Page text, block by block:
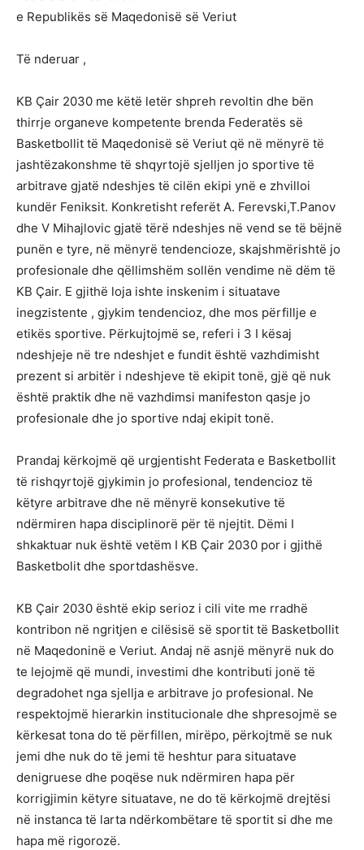
e Republikës së Maqedonisë së Veriut
Të nderuar ,
KB Çair 2030 me këtë letër shpreh revoltin dhe bën
thirrje organeve kompetente brenda Federatës së
Basketbollit të Maqedonisë së Veriut që në mënyrë të
jashtëzakonshme të shqyrtojë sjelljen jo sportive të
arbitrave gjatë ndeshjes të cilën ekipi ynë e zhvilloi
kundër Feniksit. Konkretisht referët A. Ferevski,T.Panov
dhe V Mihajlovic gjatë tërë ndeshjes në vend se të bëjnë
punën e tyre, në mënyrë tendencioze, skajshmërishtë jo
profesionale dhe qëllimshëm sollën vendime në dëm të
KB Çair. E gjithë loja ishte inskenim i situatave
inegzistente , gjykim tendencioz, dhe mos përfillje e
etikës sportive. Përkujtojmë se, referi i 3 I kësaj
ndeshjeje në tre ndeshjet e fundit është vazhdimisht
prezent si arbitër i ndeshjeve të ekipit tonë, gjë që nuk
është praktik dhe në vazhdimsi manifeston qasje jo
profesionale dhe jo sportive ndaj ekipit tonë.
Prandaj kërkojmë që urgjentisht Federata e Basketbollit
të rishqyrtojë gjykimin jo profesional, tendencioz të
këtyre arbitrave dhe në mënyrë konsekutive të
ndërmiren hapa disciplinorë për të njejtit. Dëmi I
shkaktuar nuk është vetëm I KB Çair 2030 por i gjithë
Basketbolit dhe sportdashësve.
KB Çair 2030 është ekip serioz i cili vite me rradhë
kontribon në ngritjen e cilësisë së sportit të Basketbollit
në Maqedoninë e Veriut. Andaj në asnjë mënyrë nuk do
te lejojmë që mundi, investimi dhe kontributi jonë të
degradohet nga sjellja e arbitrave jo profesional. Ne
respektojmë hierarkin institucionale dhe shpresojmë se
kërkesat tona do të përfillen, mirëpo, përkojtmë se nuk
jemi dhe nuk do të jemi të heshtur para situatave
denigruese dhe poqëse nuk ndërmiren hapa për
korrigjimin këtyre situatave, ne do të kërkojmë drejtësi
në instanca të larta ndërkombëtare të sportit si dhe me
hapa më rigorozë.